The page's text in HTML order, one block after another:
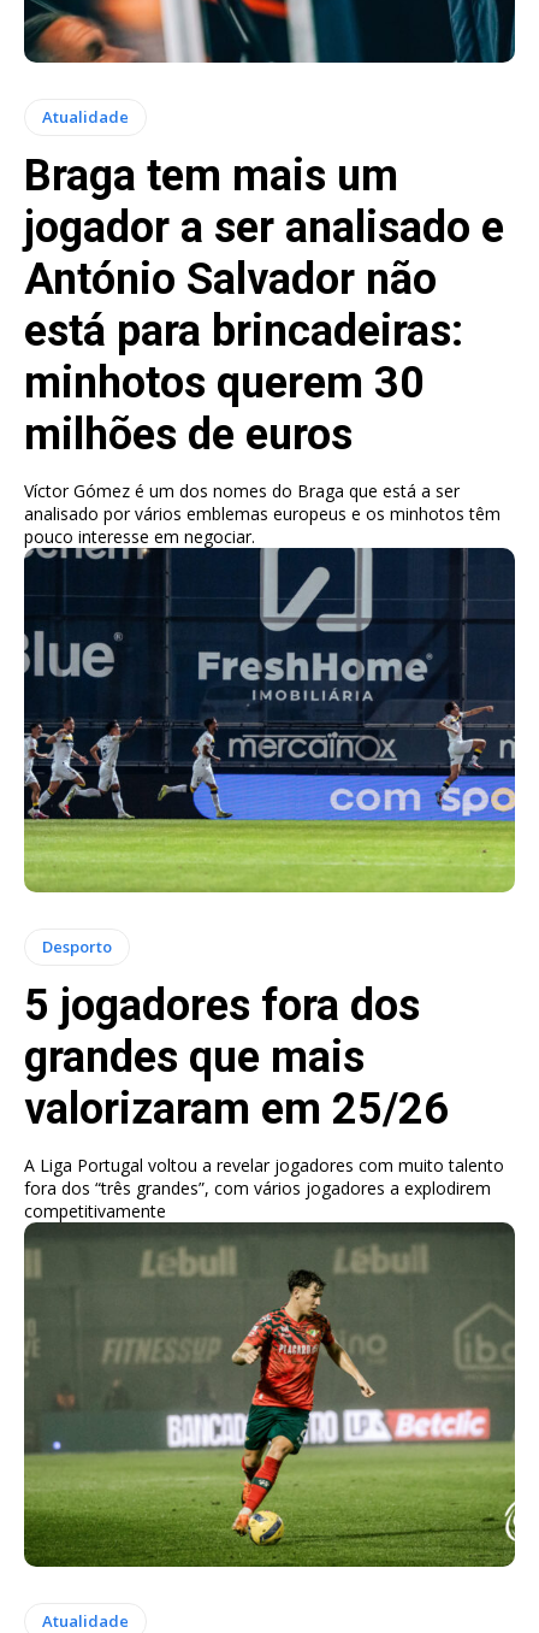
Atualidade
Braga tem mais um
jogador a ser analisado e
António Salvador não
está para brincadeiras:
minhotos querem 30
milhões de euros
Víctor Gómez é um dos nomes do Braga que está a ser
analisado por vários emblemas europeus e os minhotos têm
pouco interesse em negociar.
Desporto
5 jogadores fora dos
grandes que mais
valorizaram em 25/26
A Liga Portugal voltou a revelar jogadores com muito talento
fora dos “três grandes”, com vários jogadores a explodirem
competitivamente
Atualidade